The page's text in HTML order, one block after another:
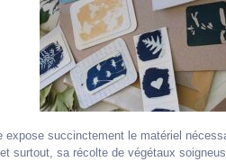
expose succinctement le matériel
surtout, sa récolte de végétaux